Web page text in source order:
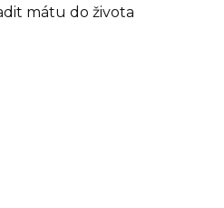
mátu do života